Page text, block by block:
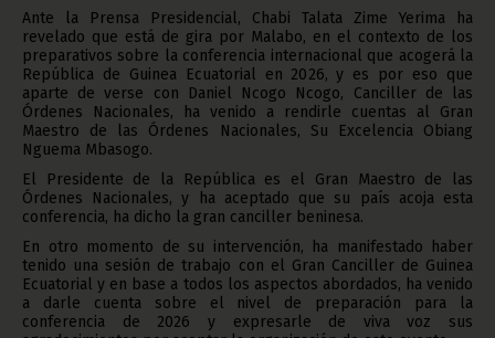
Ante la Prensa Presidencial, Chabi Talata Zime Yerima ha
revelado que está de gira por Malabo, en el contexto de los
preparativos sobre la conferencia internacional que acogerá la
República de Guinea Ecuatorial en 2026, y es por eso que
aparte de verse con Daniel Ncogo Ncogo, Canciller de las
Órdenes Nacionales, ha venido a rendirle cuentas al Gran
Maestro de las Órdenes Nacionales, Su Excelencia Obiang
Nguema Mbasogo.
El Presidente de la República es el Gran Maestro de las
Órdenes Nacionales, y ha aceptado que su país acoja esta
conferencia, ha dicho la gran canciller beninesa.
En otro momento de su intervención, ha manifestado haber
tenido una sesión de trabajo con el Gran Canciller de Guinea
Ecuatorial y en base a todos los aspectos abordados, ha venido
a darle cuenta sobre el nivel de preparación para la
conferencia de 2026 y expresarle de viva voz sus